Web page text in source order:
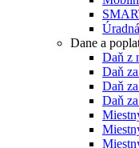
Dane a
Daň z
Daň
Daň
Daň